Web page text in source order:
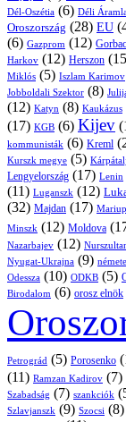
Dél-Oszétia (6) Déli
Oroszország (28) EU
(6) Gazprom (12)
Harkov (12) Herszon
Miklós (5) Iszlam Karimov
Jobboldali Szektor (8)
(12) Katyn (8) Kaukázus
(17) KGB (6) Kijev
kommunisták (6) Kreml
Kurszk megye (5)
Lengyelország (17) Lenin
(11) Luganszk (12)
(32) Majdan (17)
Minszk (12) Moldova
Nazarbajev (12)
Nyugat-Ukrajna (9)
Odessza (10) ODKB (5)
Birodalom (6) orosz elnök
Petrográd (5) Porosenko
(11) Ramzan Kadirov (7)
Szabadság (7) szankciók
Szlavjanszk (9) Szocsi (8)